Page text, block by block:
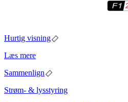
Hurtig visning
Læs mere
Sammenlign
Strøm- & lysstyring